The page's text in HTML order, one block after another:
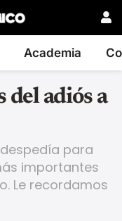
Academia
del adiós a
despedía para
importantes
Le recordamos